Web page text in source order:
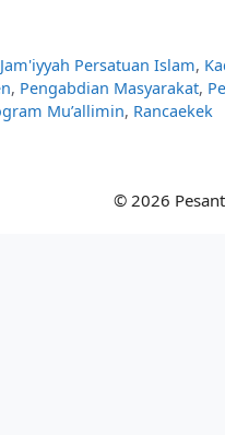
Jam'iyyah Persatuan Islam,
, Pengabdian Masyarakat,
Mu’allimin, Rancaekek
© 2026